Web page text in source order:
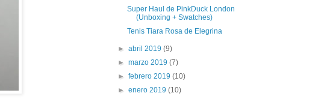
Super Haul de PinkDuck London
(Unboxing + Swatches)
Tenis Tiara Rosa de Elegrina
►abril 2019(9)
►marzo 2019(7)
►febrero 2019(10)
►enero 2019(10)